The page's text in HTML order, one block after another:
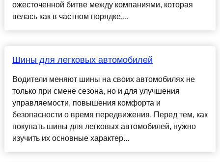
ожесточенной битве между компаниями, которая
велась как в частном порядке,...
Шины для легковых автомобилей
Водители меняют шины на своих автомобилях не
только при смене сезона, но и для улучшения
управляемости, повышения комфорта и
безопасности о время передвижения. Перед тем, как
покупать шины для легковых автомобилей, нужно
изучить их основные характер...